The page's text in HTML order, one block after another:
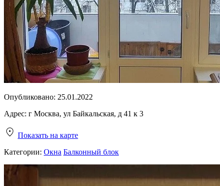
Опубликовано: 25.01.2022
Адрес: г Москва, ул Байкальская, д 41 к 3
Показать на карте
Категории: Окна Балконный блок